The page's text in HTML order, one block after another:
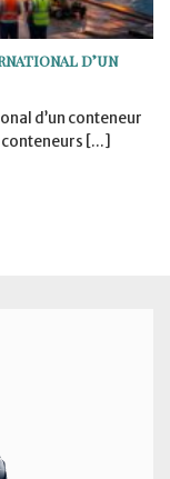
d’un
d’un conteneur
[...]